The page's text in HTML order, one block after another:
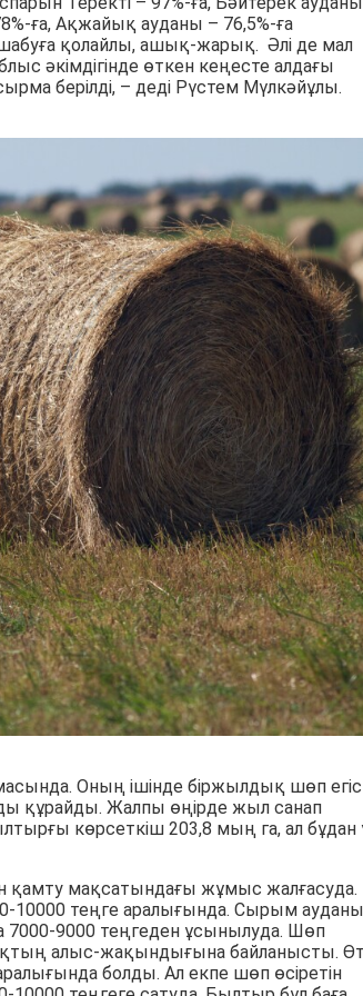
ға, Ақжайық ауданы – 76,5%-ға
шабуға қолайлы, ашық-жарық. Әлі де мал
әкімдігінде өткен кеңесте алдағы
берілді, – деді Рүстем Мүлкәйұлы.
Оның ішінде біржылдық шөп
құрайды. Жалпы өңірде жыл санап
көрсеткіш 203,8 мың га, ал
қамту мақсатындағы жұмыс жалғасуда.
10000 теңге аралығында. Сырым
7000-9000 теңгеден ұсынылуда. Шөп
алыс-жақындығына байланысты.
болды. Ал екпе шөп өсіретін